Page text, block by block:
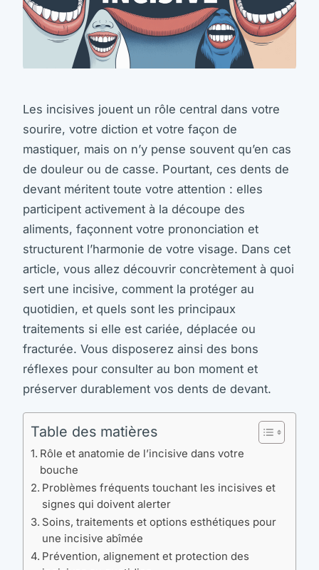
Les incisives jouent un rôle central dans votre
sourire, votre diction et votre façon de
mastiquer, mais on n’y pense souvent qu’en cas
de douleur ou de casse. Pourtant, ces dents de
devant méritent toute votre attention : elles
participent activement à la découpe des
aliments, façonnent votre prononciation et
structurent l’harmonie de votre visage. Dans cet
article, vous allez découvrir concrètement à quoi
sert une incisive, comment la protéger au
quotidien, et quels sont les principaux
traitements si elle est cariée, déplacée ou
fracturée. Vous disposerez ainsi des bons
réflexes pour consulter au bon moment et
préserver durablement vos dents de devant.
Table des matières
Rôle et anatomie de l’incisive dans votre
bouche
Problèmes fréquents touchant les incisives et
signes qui doivent alerter
Soins, traitements et options esthétiques pour
une incisive abîmée
Prévention, alignement et protection des